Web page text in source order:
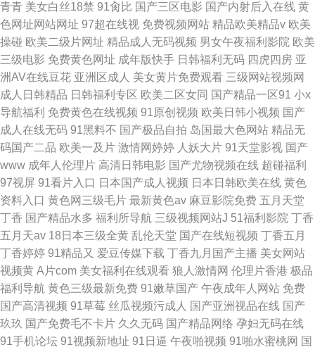
青青 美女白丝18禁 91肏比 国产三区电影 国产内射后入在线 黄
色网址网站网址 97超在线视 免费视频网站 精品欧美精品v 欧美
操碰 欧美二级片网址 精品成人无码视频 男女午夜福利影院 欧美
三级电影 免费黄色网址 成年版快手 日韩福利无码 四虎四房 亚
洲AV在线豆花 亚洲区成人 美女黄片免费观看 三级网站视频网
成人日韩精品 日韩福利专区 欧美二区女同 国产精品一区91 小x
导航福利 免费黄色在线视频 91原创视频 欧美日韩小视频 国产
成人在线无码 91黑料不 国产极品自拍 岛国最大色网站 精品无
码国产二品 欧美一及片 激情网婷婷 人妖大片 91天堂影视 国产
www 成年人伦理片 高清日韩电影 国产尤物视频在线 超碰福利
97视屏 91看片入口 日本国产成人视频 日本日韩欧美在线 黄色
资料入口 黄色网三级毛片 最新黄色av 麻豆影院免费 五月天堂
丁香 国产精品水多 福利所导航 三级视频网站J 51福利影院 丁香
五月天av 18日本三级全黄 乱伦天堂 国产在线短视频 丁香五月
丁香婷婷 91精品又 爱豆传媒下载 丁香九月国产主播 美女网站
视频黄 A片com 美女福利在线观看 狼人激情网 伦理片香港 极品
福利导航 黄色三级最新免费 91嫩草国产 午夜成年人网站 免费
国产高清视频 91草莓 丝瓜视频污成人 国产亚洲视品在线 国产
玖玖 国产免费毛不卡片 久久无码 国产精品网络 孕妇无码在线
91手机论坛 91视频新地址 91日逼 午夜啪视频 91啪水蜜桃网 国